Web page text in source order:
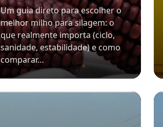
Um guia direto para escolher o
melhor milho para silagem: o
que realmente importa (ciclo,
sanidade, estabilidade) e como
comparar…